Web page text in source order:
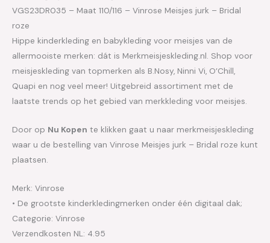
VGS23DR035 – Maat 110/116 – Vinrose Meisjes jurk – Bridal
roze
Hippe kinderkleding en babykleding voor meisjes van de
allermooiste merken: dát is Merkmeisjeskleding.nl. Shop voor
meisjeskleding van topmerken als B.Nosy, Ninni Vi, O’Chill,
Quapi en nog veel meer! Uitgebreid assortiment met de
laatste trends op het gebied van merkkleding voor meisjes.
Door op Nu Kopen te klikken gaat u naar merkmeisjeskleding
waar u de bestelling van Vinrose Meisjes jurk – Bridal roze kunt
plaatsen.
Merk: Vinrose
• De grootste kinderkledingmerken onder één digitaal dak;
Categorie: Vinrose
Verzendkosten NL: 4.95